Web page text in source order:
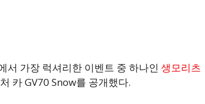
서 가장 럭셔리한 이벤트 중 하나인 생모리츠
카 GV70 Snow를 공개했다.